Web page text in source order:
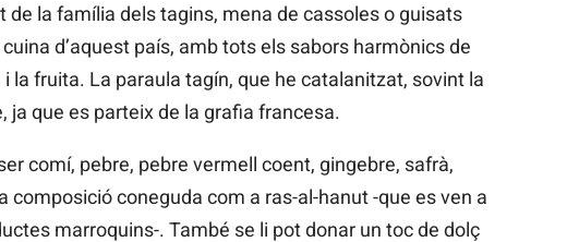
de la família dels tagins, mena de cassoles o guisats
d’aquest país, amb tots els sabors harmònics de
i la fruita. La paraula tagín, que he catalanitzat, sovint la
ja que es parteix de la grafia francesa.
comí, pebre, pebre vermell coent, gingebre, safrà,
composició coneguda com a ras-al-hanut -que es ven a
marroquins-. També se li pot donar un toc de dolç